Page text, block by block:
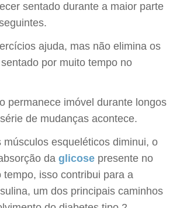
sentado durante a maior parte
ajuda, mas não elimina os
por muito tempo no
permanece imóvel durante longos
de mudanças acontece.
músculos esqueléticos diminui, o
da glicose presente no
tempo, isso contribui para a
um dos principais caminhos